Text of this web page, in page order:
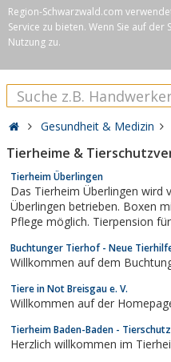
Region-Schwarzwald.com
Service zu bieten. Wenn Sie auf
Nutzung zu.
Gesundheit & Medizin
Tierheime &
Tierheim Überlingen
Das Tierheim Überlingen wird
Überlingen betrieben. Boxen
Pflege möglich. Tierpension
Buchtunger Tierhof - Neue
Willkommen auf dem
Tiere in Not Breisgau e. V.
Willkommen auf der
Tierheim Baden-Baden -
Herzlich willkommen im